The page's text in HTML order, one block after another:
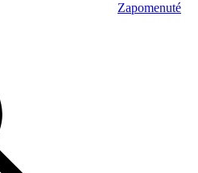
Zapomenuté